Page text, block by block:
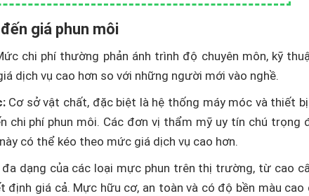
giá phun môi
chi phí thường phản ánh trình độ chuyên môn, kỹ
dịch vụ cao hơn so với những người mới vào nghề.
Cơ sở vật chất, đặc biệt là hệ thống máy móc và thiết
chi phí phun môi. Các đơn vị thẩm mỹ uy tín chú trọng
có thể kéo theo mức giá dịch vụ cao hơn.
đa dạng của các loại mực phun trên thị trường, từ cao
định giá cả. Mực hữu cơ, an toàn và có độ bền màu cao